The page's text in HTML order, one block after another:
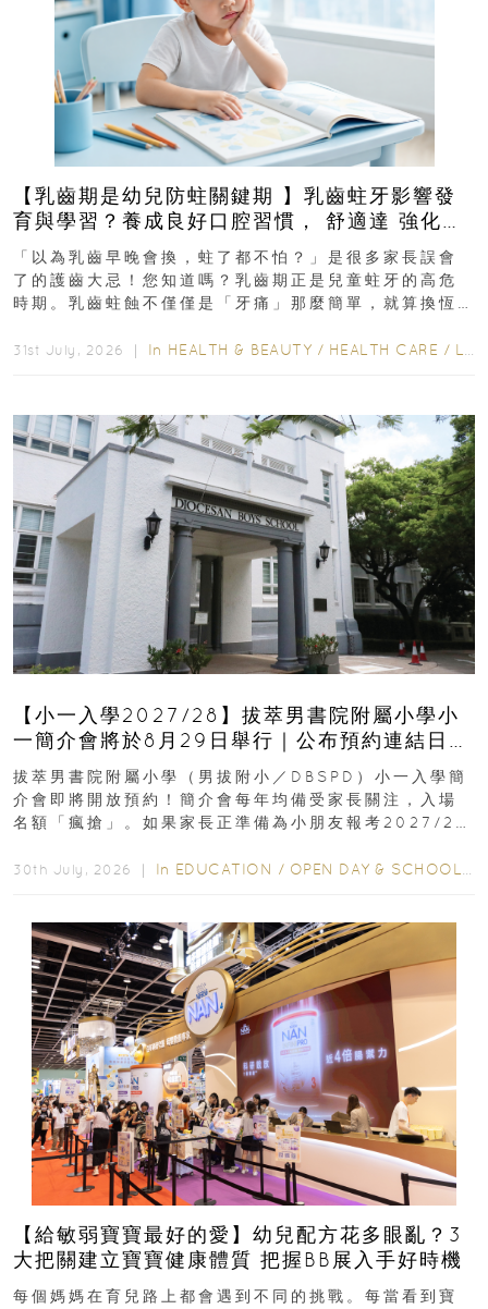
【乳齒期是幼兒防蛀關鍵期 】乳齒蛀牙影響發
育與學習？養成良好口腔習慣， 舒適達 強化琺
瑯質 兒童牙膏防護指南
「以為乳齒早晚會換，蛀了都不怕？」是很多家長誤會
了的護齒大忌！您知道嗎？乳齒期正是兒童蛀牙的高危
時期。乳齒蛀蝕不僅僅是「牙痛」那麼簡單，就算換恆
31st July, 2026 ｜ In HEALTH & BEAUTY / HEALTH CARE / LIFESTYLE
【小一入學2027/28】拔萃男書院附屬小學小
一簡介會將於8月29日舉行｜公布預約連結日期
｜更設有網上重溫
拔萃男書院附屬小學（男拔附小／DBSPD）小一入學簡
介會即將開放預約！簡介會每年均備受家長關注，入場
名額「瘋搶」。如果家長正準備為小朋友報考2027/28
30th July, 2026 ｜ In EDUCATION / OPEN DAY & SCHOOL EVENTS
【給敏弱寶寶最好的愛】幼兒配方花多眼亂？3
大把關建立寶寶健康體質 把握BB展入手好時機
每個媽媽在育兒路上都會遇到不同的挑戰。每當看到寶